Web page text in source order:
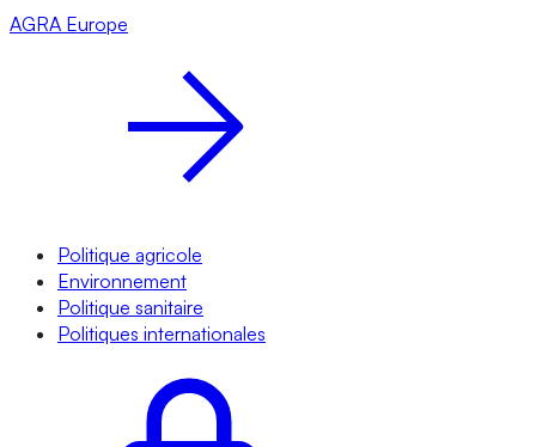
AGRA Europe
Politique agricole
Environnement
Politique sanitaire
Politiques internationales